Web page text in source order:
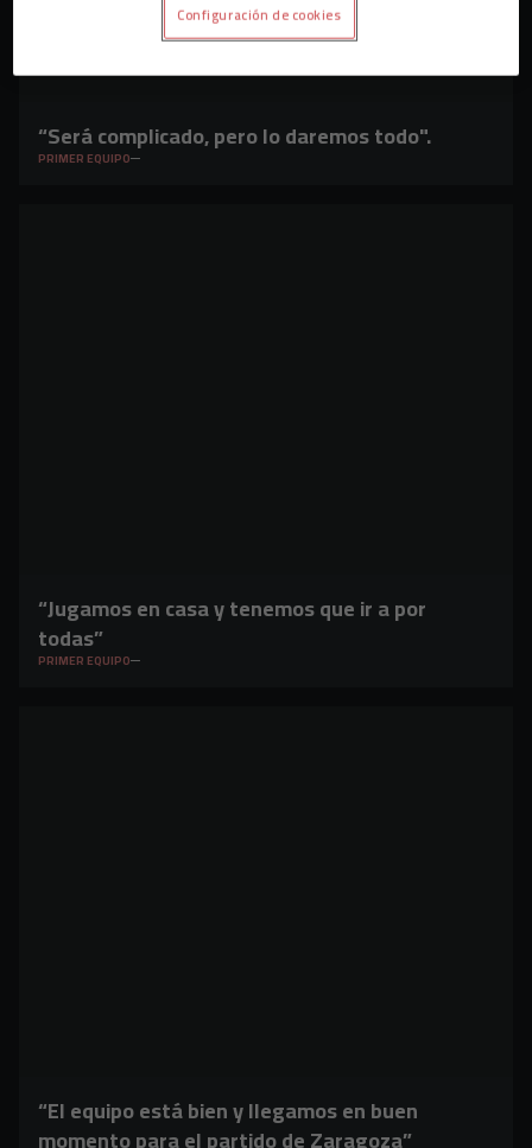
“Será complicado, pero lo daremos todo".
PRIMER EQUIPO
“Jugamos en casa y tenemos que ir a por
todas”
PRIMER EQUIPO
“El equipo está bien y llegamos en buen
Configuración de cookies